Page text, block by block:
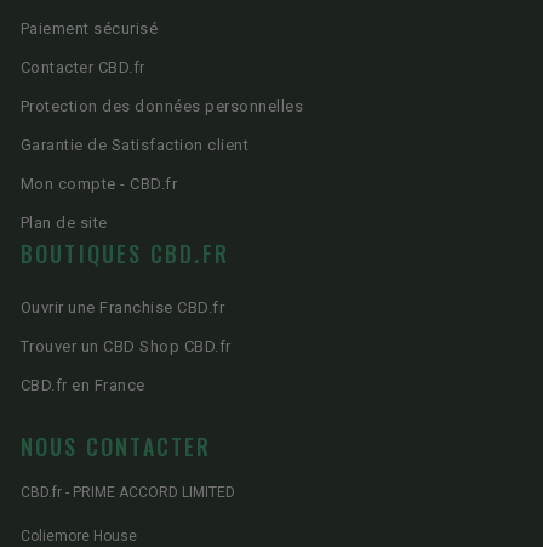
Paiement sécurisé
Contacter CBD.fr
Protection des données personnelles
Garantie de Satisfaction client
Mon compte - CBD.fr
Plan de site
BOUTIQUES CBD.FR
Ouvrir une Franchise CBD.fr
Trouver un CBD Shop CBD.fr
CBD.fr en France
NOUS CONTACTER
CBD.fr - PRIME ACCORD LIMITED
Coliemore House